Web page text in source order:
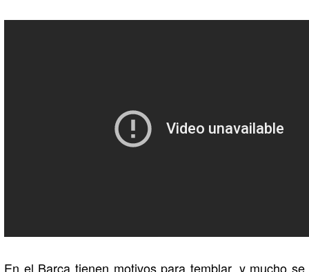
En el Barça tienen motivos para temblar, y mucho se